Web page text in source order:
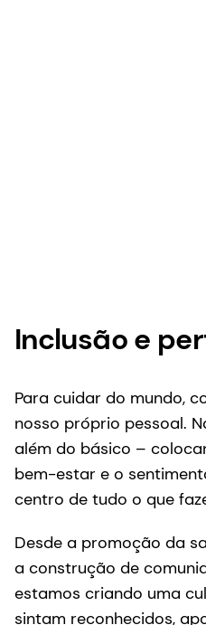
bem-estar e o
Desde a promoção da
a construção de
estamos criando uma
sintam reconhecidos,
valorizadas, não há
alcançar juntos.